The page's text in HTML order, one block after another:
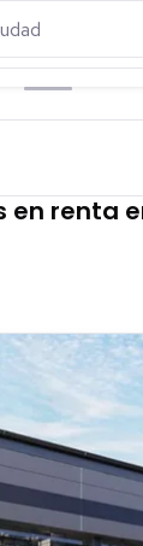
en renta